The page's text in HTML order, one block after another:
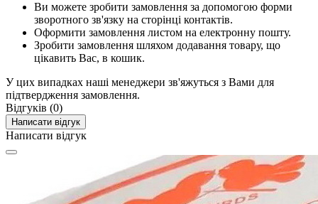
Ви можете зробити замовлення за допомогою форми
зворотного зв'язку на сторінці контактів.
Оформити замовлення листом на електронну пошту.
Зробити замовлення шляхом додавання товару, що
цікавить Вас, в кошик.
У цих випадках наші менеджери зв'яжуться з Вами для
підтвердження замовлення.
Відгуків (0)
Написати відгук
Написати відгук